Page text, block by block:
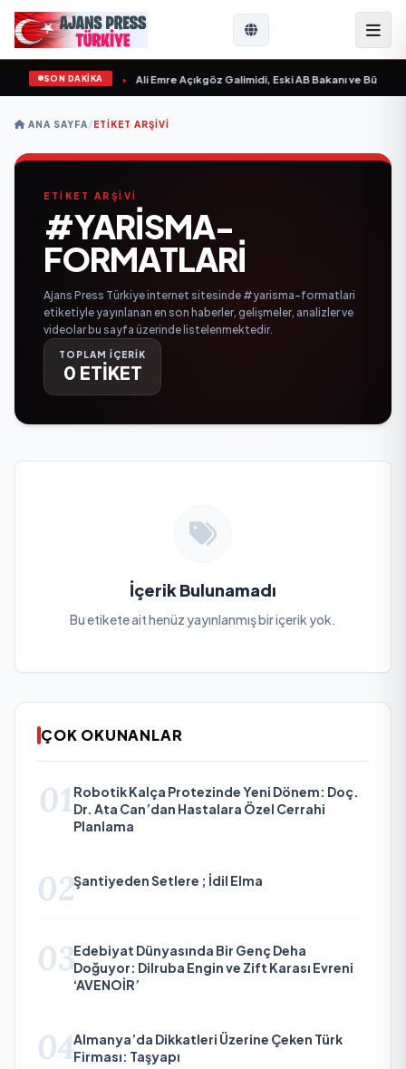
SON DAKİKA
“ yayımlandı Ali Emre Açıkgöz Galimidi, Eski AB Bakanı ve
ANA SAYFA/ETIKET ARŞIVI
ETİKET ARŞİVİ
#YARISMA-
FORMATLARI
Ajans Press Türkiye internet sitesinde #yarisma-formatlari
etiketiyle yayınlanan en son haberler, gelişmeler, analizler ve
videolar bu sayfa üzerinde listelenmektedir.
TOPLAM İÇERİK
0 ETİKET
İçerik Bulunamadı
Bu etikete ait henüz yayınlanmış bir içerik yok.
ÇOK OKUNANLAR
01 Robotik Kalça Protezinde Yeni Dönem: Doç.
Dr. Ata Can’dan Hastalara Özel Cerrahi
Planlama
02Şantiyeden Setlere ; İdil Elma
03Edebiyat Dünyasında Bir Genç Deha
Doğuyor: Dilruba Engin ve Zift Karası Evreni
‘AVENOİR’
04Almanya’da Dikkatleri Üzerine Çeken Türk
Firması: Taşyapı